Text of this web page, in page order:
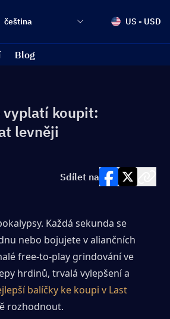
čeština US - USD
Blog
vyplatí koupit:
levněji
Sdílet na
Každá sekunda se
nebo bojujete v aliančních
free-to-play grindování ve
hrdinů, trvalá vylepšení a
balíčky ke koupi v Last
rozhodnout.